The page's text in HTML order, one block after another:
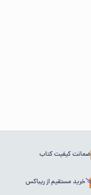
ضمانت کیفیت کتاب
خرید مستقیم از ریباکس